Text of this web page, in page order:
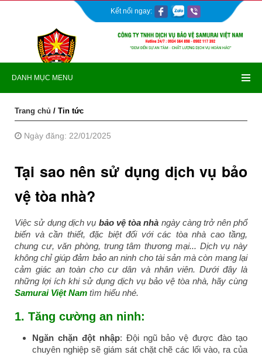
Kết nối ngay:
DANH MỤC MENU
Trang chủ / Tin tức
Ngày đăng: 22/01/2025
Tại sao nên sử dụng dịch vụ bảo
vệ tòa nhà?
Việc sử dụng dịch vụ bảo vệ tòa nhà ngày càng trở nên phổ
biến và cần thiết, đặc biệt đối với các tòa nhà cao tầng,
chung cư, văn phòng, trung tâm thương mại... Dịch vụ này
không chỉ giúp đảm bảo an ninh cho tài sản mà còn mang lại
cảm giác an toàn cho cư dân và nhân viên. Dưới đây là
những lợi ích khi sử dụng dịch vụ bảo vệ tòa nhà, hãy cùng
Samurai Việt Nam tìm hiểu nhé.
1. Tăng cường an ninh:
Ngăn chặn đột nhập: Đội ngũ bảo vệ được đào tạo
chuyên nghiệp sẽ giám sát chặt chẽ các lối vào, ra của